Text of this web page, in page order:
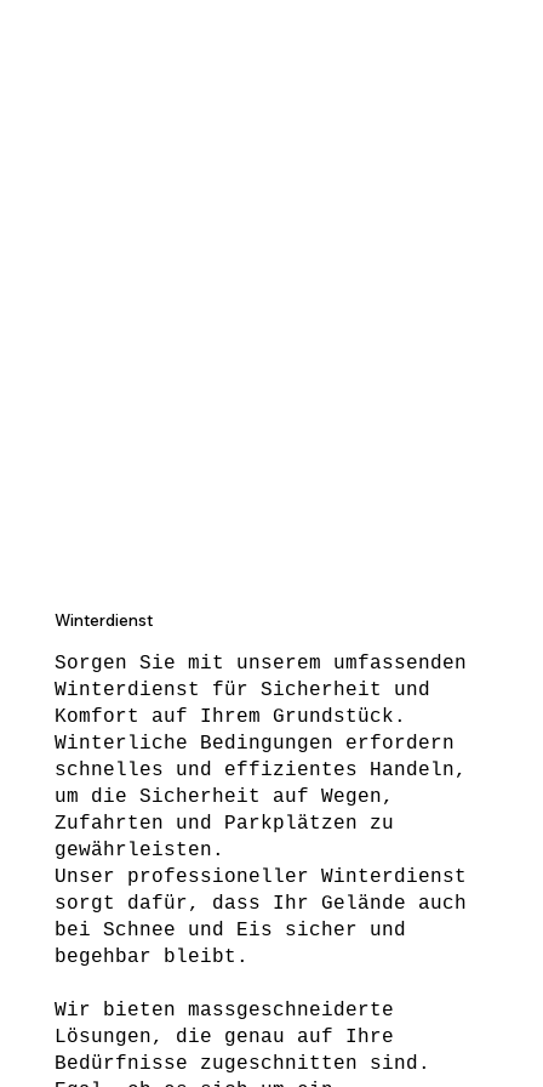
Winterdienst
Sorgen Sie mit unserem umfassenden
Winterdienst für Sicherheit und
Komfort auf Ihrem Grundstück.
Winterliche Bedingungen erfordern
schnelles und effizientes Handeln,
um die Sicherheit auf Wegen,
Zufahrten und Parkplätzen zu
gewährleisten.
Unser professioneller Winterdienst
sorgt dafür, dass Ihr Gelände auch
bei Schnee und Eis sicher und
begehbar bleibt.
Wir bieten massgeschneiderte
Lösungen, die genau auf Ihre
Bedürfnisse zugeschnitten sind.